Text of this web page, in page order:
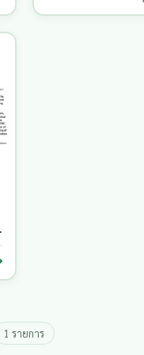
1 รายการ